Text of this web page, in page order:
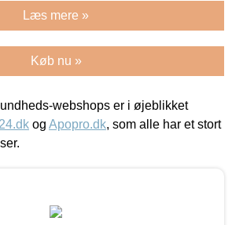
Læs mere »
Køb nu »
webshops er i øjeblikket
og Apopro.dk, som alle har et stort